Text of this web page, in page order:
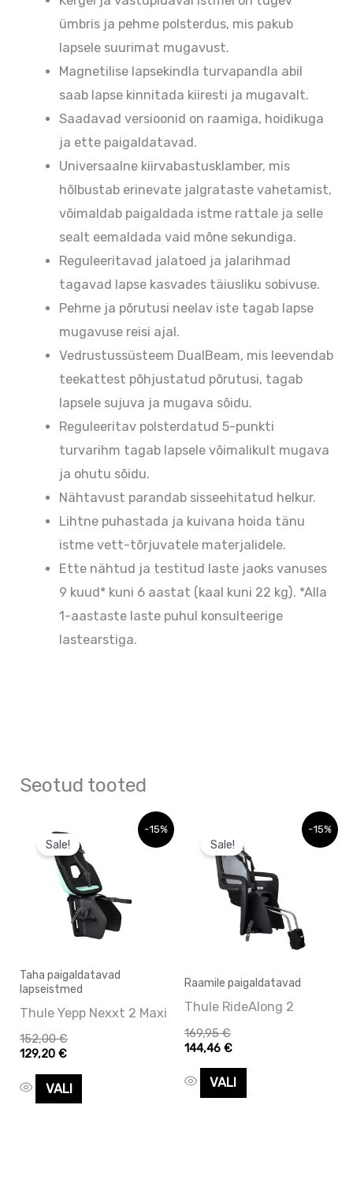
ümbris ja pehme polsterdus, mis pakub
lapsele suurimat mugavust.
Magnetilise lapsekindla turvapandla abil
saab lapse kinnitada kiiresti ja mugavalt.
Saadavad versioonid on raamiga, hoidikuga
ja ette paigaldatavad.
Universaalne kiirvabastusklamber, mis
hõlbustab erinevate jalgrataste vahetamist,
võimaldab paigaldada istme rattale ja selle
sealt eemaldada vaid mõne sekundiga.
Reguleeritavad jalatoed ja jalarihmad
tagavad lapse kasvades täiusliku sobivuse.
Pehme ja põrutusi neelav iste tagab lapse
mugavuse reisi ajal.
Vedrustussüsteem DualBeam, mis leevendab
teekattest põhjustatud põrutusi, tagab
lapsele sujuva ja mugava sõidu.
Reguleeritav polsterdatud 5-punkti
turvarihm tagab lapsele võimalikult mugava
ja ohutu sõidu.
Nähtavust parandab sisseehitatud helkur.
Lihtne puhastada ja kuivana hoida tänu
istme vett-tõrjuvatele materjalidele.
Ette nähtud ja testitud laste jaoks vanuses
9 kuud* kuni 6 aastat (kaal kuni 22 kg). *Alla
1-aastaste laste puhul konsulteerige
lastearstiga.
Seotud tooted
-15%
Sale!
Taha paigaldatavad
lapseistmed
Thule Yepp Nexxt 2 Maxi
152,00€
129,20€
VALI
tootel
on
mitu
varianti.
saab
teha
tootelehel.
-15%
Sale!
Raamile paigaldatavad
Thule RideAlong 2
169,95€
144,46 €
VALI
tootel
on
mitu
varianti.
Valikuid
teha
tootelehel.